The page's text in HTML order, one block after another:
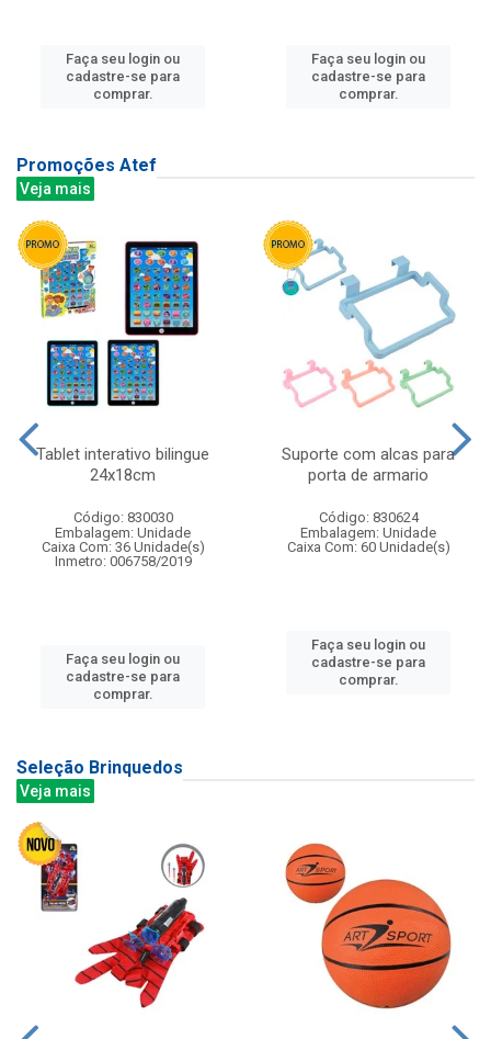
Faça seu login ou
cadastre-se para
comprar.
Faça seu login ou
cadastre-se para
comprar.
Promoções Atef
Veja mais
Tablet interativo bilingue
24x18cm
Código: 830030
Embalagem: Unidade
Caixa Com: 36 Unidade(s)
Inmetro: 006758/2019
Faça seu login ou
cadastre-se para
comprar.
Suporte com alcas para
porta de armario
Código: 830624
Embalagem: Unidade
Caixa Com: 60 Unidade(s)
Faça seu login ou
cadastre-se para
comprar.
Seleção Brinquedos
Veja mais